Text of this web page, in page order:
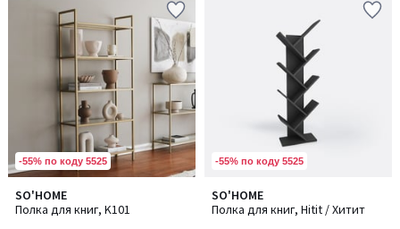
-55% по коду 5525
SO'HOME
Полка для книг, K101
-55% по коду 5525
SO'HOME
Полка для книг, Hitit / Хитит